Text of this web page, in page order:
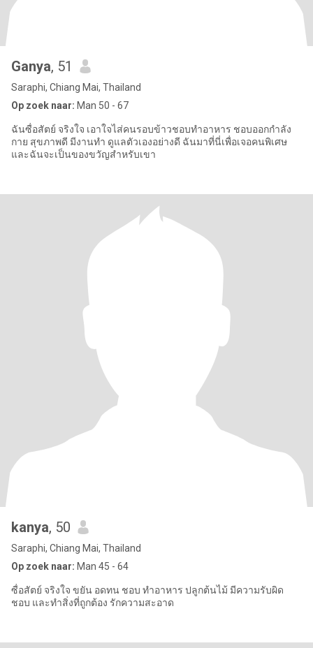
Ganya, 51
Saraphi, Chiang Mai, Thailand
Op zoek naar: Man 50 - 67
ฉันซื่อสัตย์ จริงใจ เอาใจไส่คนรอบข้าวชอบทำอาหาร ชอบออกกำลัง
กาย สุขภาพดี มีงานทำ ดูแลตัวเองอย่างดี ฉันมาที่นี่เพื่อเจอคนพิเศษ
และฉันจะเป็นของขวัญสำหรับเขา
kanya, 50
Saraphi, Chiang Mai, Thailand
Op zoek naar: Man 45 - 64
ซื่อสัตย์ จริงใจ ขยัน อดทน ชอบ ทำอาหาร ปลูกต้นไม้ มีความรับผิด
ชอบ และทำสิ่งที่ถูกต้อง รักความสะอาด